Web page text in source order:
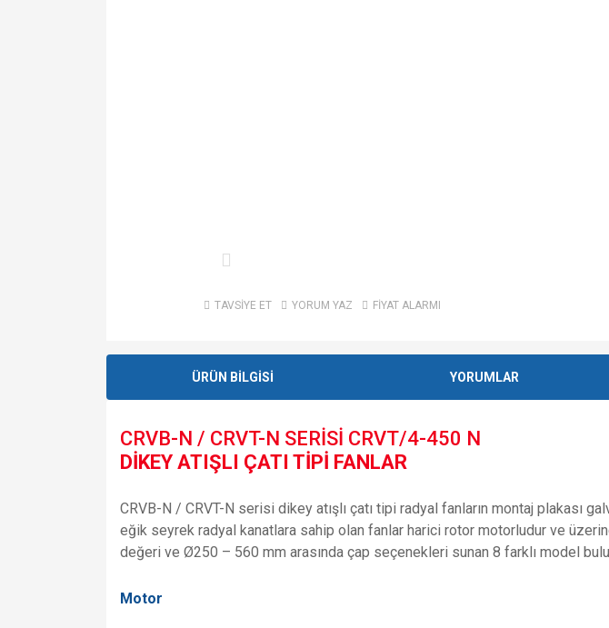
TAVSİYE ET YORUM YAZ FİYAT ALARMI
ÜRÜN BİLGİSİ YORUMLAR
CRVB-N / CRVT-N SERİSİ CRVT/4-450 N
DİKEY ATIŞLI ÇATI TİPİ FANLAR
CRVB-N / CRVT-N serisi dikey atışlı çatı tipi radyal fanların montaj plakası
eğik seyrek radyal kanatlara sahip olan fanlar harici rotor motorludur ve
değeri ve Ø250 – 560 mm arasında çap seçenekleri sunan 8 farklı model
Motor